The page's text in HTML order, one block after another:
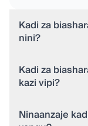
Kadi za
nini?
Kadi za
kazi vipi?
Ninaanzaje